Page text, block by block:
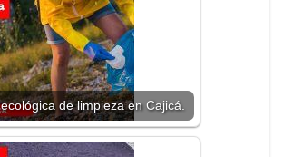
de limpieza en Cajicá.